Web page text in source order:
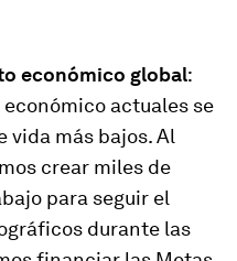
económico global:
actuales se
vida más bajos. Al
crear miles de
para seguir el
durante las